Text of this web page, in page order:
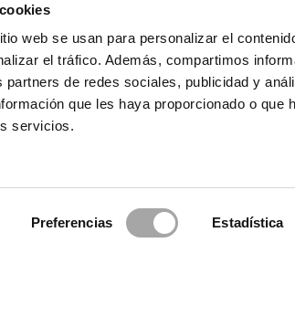
web se usan para personalizar el
el tráfico. Además, compartimos
partners de redes sociales, publicidad y
que les haya proporcionado o que
servicios.
Preferencias Estadística
COMPANY
© 2026 Rosa Clará | Since 1995